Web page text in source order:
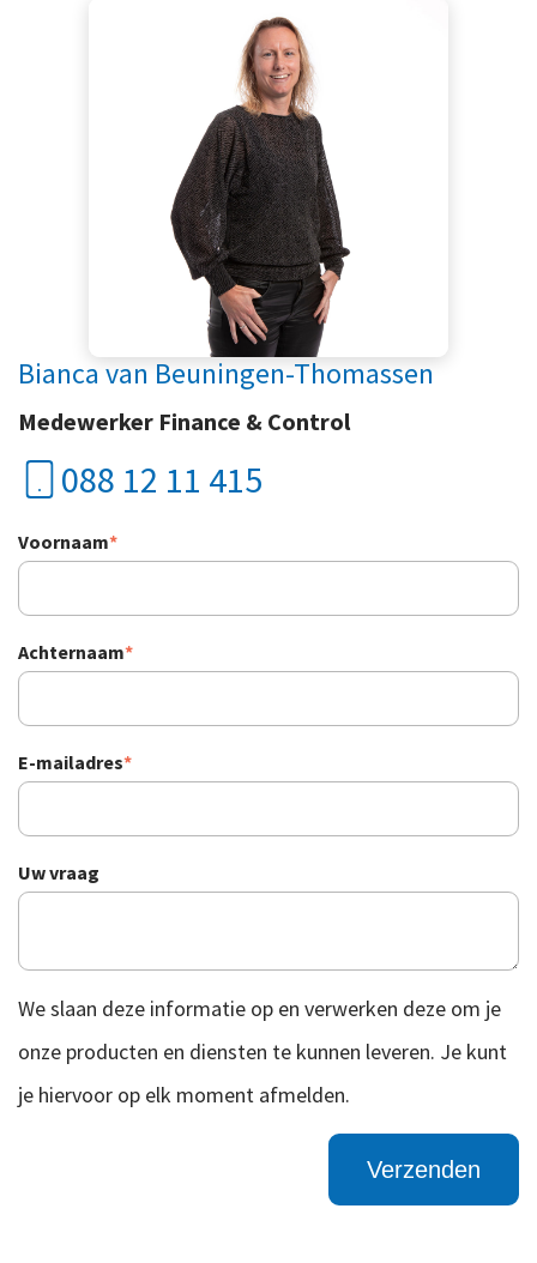
Bianca van Beuningen-Thomassen
Medewerker Finance & Control
088 12 11 415
Voornaam*
Achternaam*
E-mailadres*
Uw vraag
We slaan deze informatie op en verwerken deze om je
onze producten en diensten te kunnen leveren. Je kunt
je hiervoor op elk moment afmelden.